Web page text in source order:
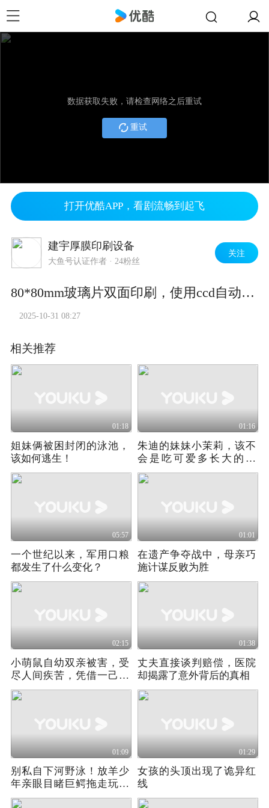
数据获取失败，请检查网络之后重试
重试
打开优酷APP，看剧流畅到起飞
建宇厚膜印刷设备
大鱼号认证作者 · 24粉丝
关注
80*80mm玻璃片双面印刷，使用ccd自动对位厚膜丝网印刷机印刷，印刷对位精准！#丝网印刷机#丝网印刷机厂家 #厚膜印刷机#丝印机#玻璃片印刷
2025-10-31 08:27
相关推荐
01:18
姐妹俩被困封闭的泳池，
该如何逃生！
01:16
朱迪的妹妹小茉莉，该不
会是吃可爱多长大的吧
《疯狂动物城番外》
05:57
一个世纪以来，军用口粮
都发生了什么变化？
01:01
在遗产争夺战中，母亲巧
施计谋反败为胜
02:15
小萌鼠自幼双亲被害，受
尽人间疾苦，凭借一己之
力手刃仇人！
01:38
丈夫直接谈判赔偿，医院
却揭露了意外背后的真相
01:09
别私自下河野泳！放羊少
年亲眼目睹巨鳄拖走玩水
孩童，全程窒息
01:29
女孩的头顶出现了诡异红
线